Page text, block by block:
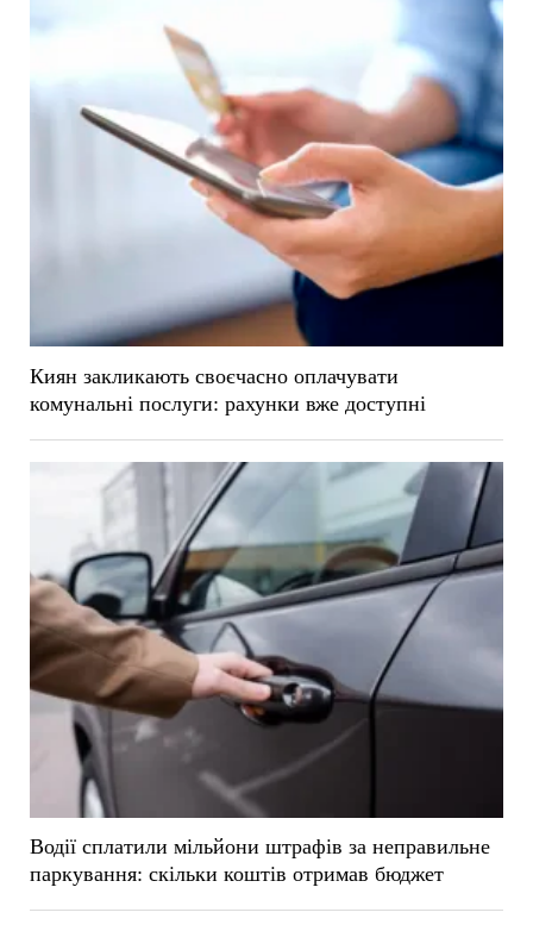
Киян закликають своєчасно оплачувати
комунальні послуги: рахунки вже доступні
Водії сплатили мільйони штрафів за неправильне
паркування: скільки коштів отримав бюджет